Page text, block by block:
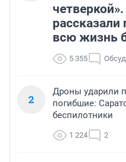
всю жизнь
5 355
2
Дроны ударили
погибшие:
беспилотники
1 224 2